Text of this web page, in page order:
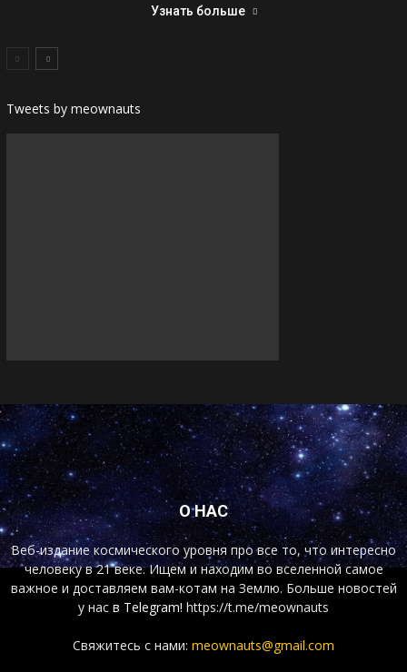
Узнать больше
Tweets by meownauts
О НАС
Веб-издание космического уровня про все то, что интересно
человеку в 21 веке. Ищем и находим во вселенной самое
важное и доставляем вам-котам на Землю. Больше новостей
у нас в Telegram! https://t.me/meownauts
Свяжитесь с нами: meownauts@gmail.com